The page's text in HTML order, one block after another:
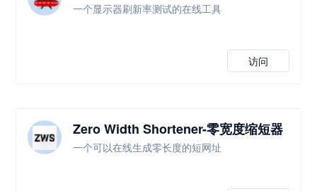
一个显示器刷新率测试的在线工具
访问
Zero Width Shortener-零宽度缩短器
一个可以在线生成零长度的短网址